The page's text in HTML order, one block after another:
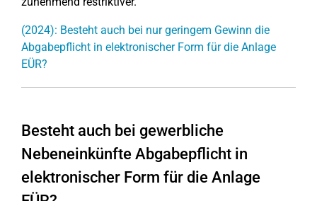
(2024): Besteht auch bei nur geringem Gewinn die
Abgabepflicht in elektronischer Form für die Anlage
EÜR?
Besteht auch bei gewerbliche
Nebeneinkünfte Abgabepflicht in
elektronischer Form für die Anlage